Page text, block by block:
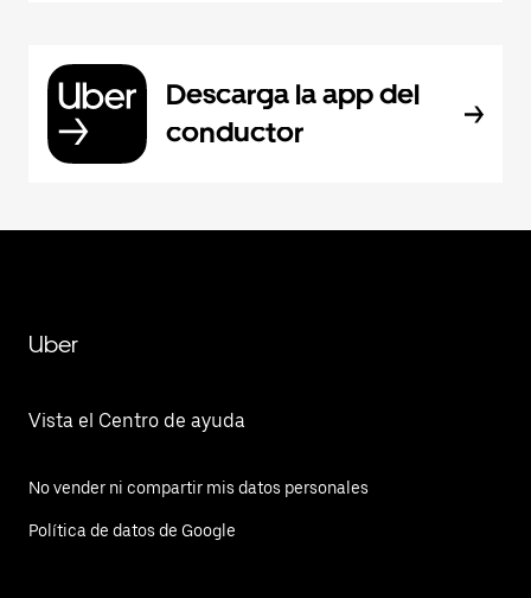
Descarga la app del
conductor
Uber
Vista el Centro de ayuda
No vender ni compartir mis datos personales
Política de datos de Google